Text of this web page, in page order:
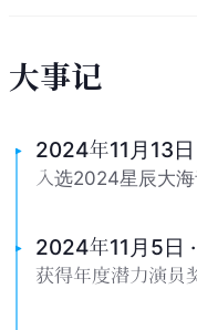
大事记
2024年11月13
入选2024星辰大
2024年11月5日
获得年度潜力演员